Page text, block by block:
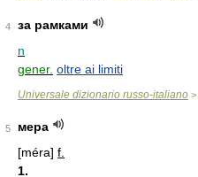
4
за рамками
n
gener. oltre ai limiti
Universale dizionario russo-italiano >
5
мера
[méra] f.
1.